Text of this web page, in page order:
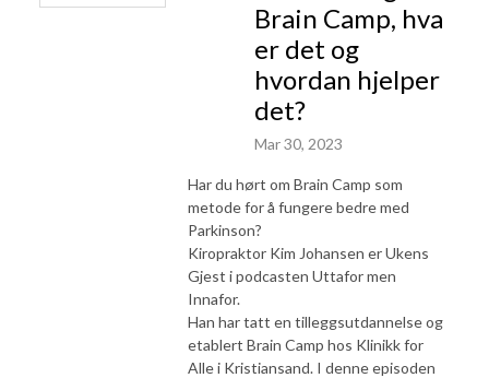
Brain Camp, hva
er det og
hvordan hjelper
det?
Mar 30, 2023
Har du hørt om Brain Camp som
metode for å fungere bedre med
Parkinson?
Kiropraktor Kim Johansen er Ukens
Gjest i podcasten Uttafor men
Innafor.
Han har tatt en tilleggsutdannelse og
etablert Brain Camp hos Klinikk for
Alle i Kristiansand. I denne episoden